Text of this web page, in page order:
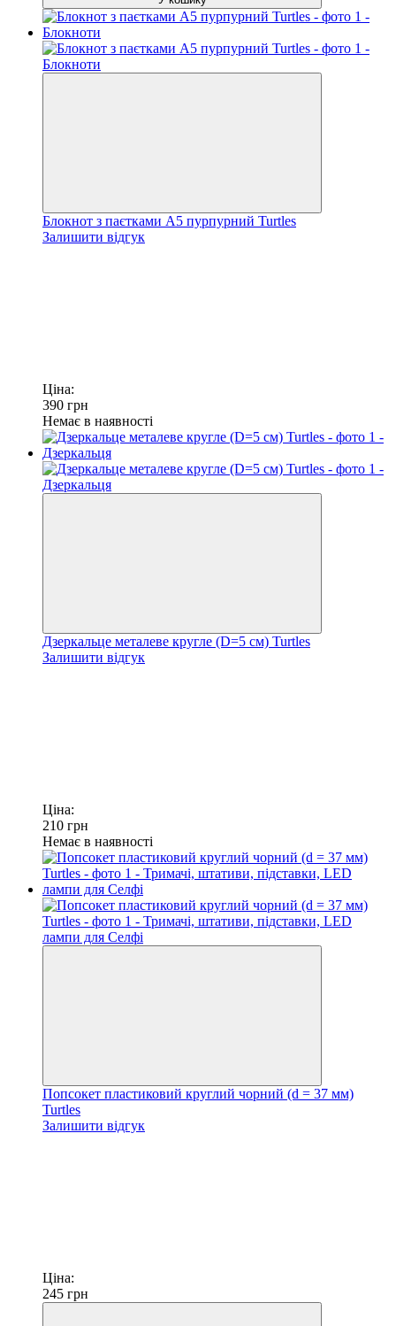
Блокнот з паєтками А5 пурпурний Turtles
Залишити відгук
Ціна:
390 грн
Немає в наявності
Дзеркальце металеве кругле (D=5 см) Turtles
Залишити відгук
Ціна:
210 грн
Немає в наявності
Попсокет пластиковий круглий чорний (d = 37 мм)
Turtles
Залишити відгук
Ціна:
245 грн